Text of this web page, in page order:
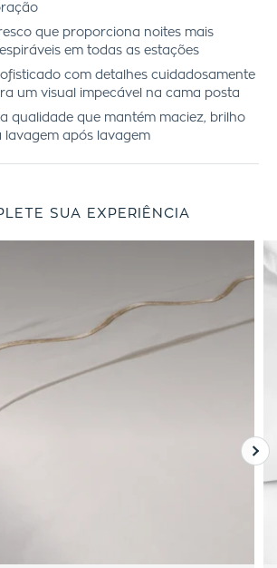
que proporciona noites mais
em todas as estações
com detalhes cuidadosamente
um visual impecável na cama posta
qualidade que mantém maciez, brilho
lavagem após lavagem
SUA EXPERIÊNCIA